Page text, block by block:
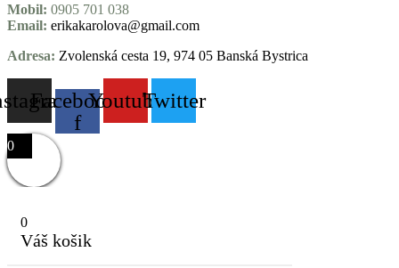
Mobil: 0905 701 038
Email: erikakarolova@gmail.com
Adresa: Zvolenská cesta 19, 974 05 Banská Bystrica
Facebook-
f
YoutubeTwitter
0
0
Váš košik